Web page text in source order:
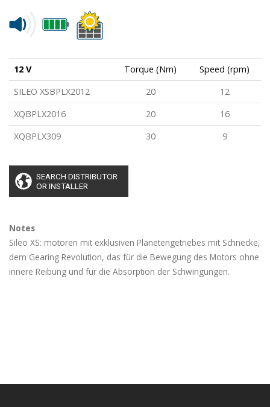
12 V Torque (Nm)
Speed (rpm)
SILEO XSBPLX2012
20
12
XQBPLX2016
20
16
XQBPLX309
30 9
SEARCH DISTRIBUTOR
OR INSTALLER
Notes
Sileo XS: motoren mit exklusiven Planetengetriebes mit Schnecke,
dem Gearing Revolution, das für die Bewegung des Motors ohne
innere Reibung und für die Absorption der Schwingungen.